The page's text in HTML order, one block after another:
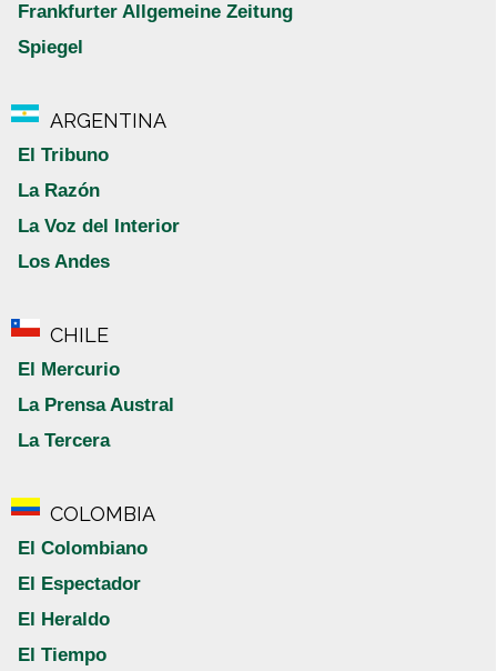
Frankfurter Allgemeine Zeitung
Spiegel
ARGENTINA
El Tribuno
La Razón
La Voz del Interior
Los Andes
CHILE
El Mercurio
La Prensa Austral
La Tercera
COLOMBIA
El Colombiano
El Espectador
El Heraldo
El Tiempo